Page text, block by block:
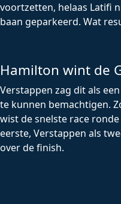
voortzetten, helaas Latifi
baan geparkeerd. Wat
Hamilton wint de
Verstappen zag dit als
te kunnen bemachtigen.
wist de snelste race
eerste, Verstappen als
over de finish.